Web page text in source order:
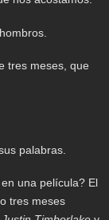
tres meses, que
palabras.
una película? El
tres meses